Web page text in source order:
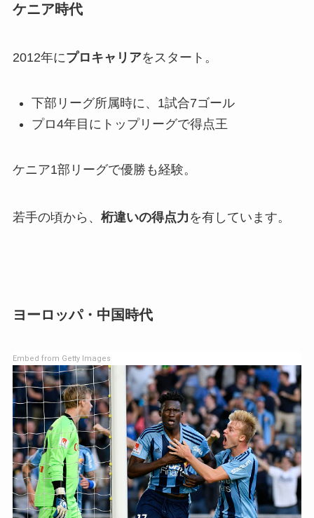
ケニア時代
2012年にプロキャリアをスタート。
下部リーグ所属時に、1試合7ゴール
プロ4年目にトップリーグで得点王
ケニア1部リーグで優勝も経験。
若手の頃から、 桁違いの得点力 を有しています。
ヨーロッパ・中国時代
Embed from Getty Images